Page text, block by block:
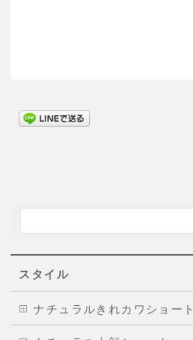
スタイル
ナチュラルきれカワショート